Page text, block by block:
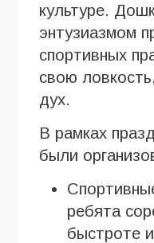
культуре.
энтузиазмом
спортивных
свою
дух.
В рамках
были
ребята
быстроте